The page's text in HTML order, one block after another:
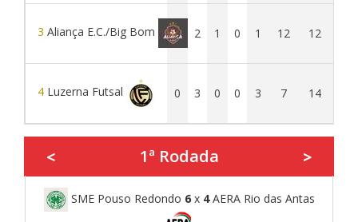
3 Aliança E.C./Big Bom 3 2 1 0 1 12 12
4 Luzerna Futsal 0 3 0 0 3 7 14
< 1ª Rodada >
SME Pouso Redondo 6x 4AERA Rio das Antas